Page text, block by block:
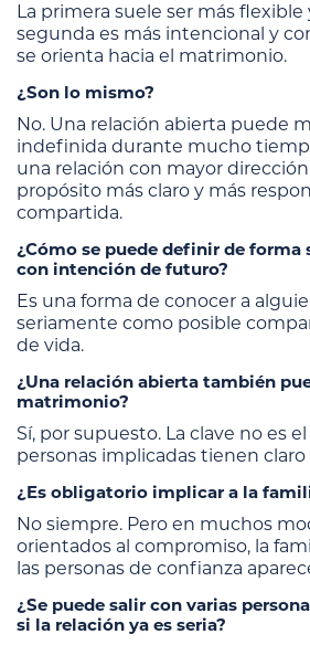
La primera suele ser más flexible
segunda es más intencional y
se orienta hacia el matrimonio.
¿Son lo mismo?
No. Una relación abierta puede
indefinida durante mucho
una relación con mayor
propósito más claro y más
compartida.
¿Cómo se puede definir de
con intención de futuro?
Es una forma de conocer a
seriamente como posible
de vida.
¿Una relación abierta también
matrimonio?
Sí, por supuesto. La clave no es
personas implicadas tienen
¿Es obligatorio implicar a la
No siempre. Pero en muchos
orientados al compromiso, la
las personas de confianza
¿Se puede salir con varias
si la relación ya es seria?